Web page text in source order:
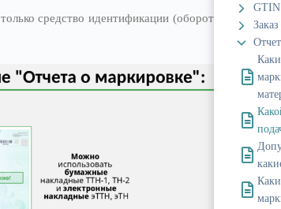
средство идентификации (оборот
GTIN